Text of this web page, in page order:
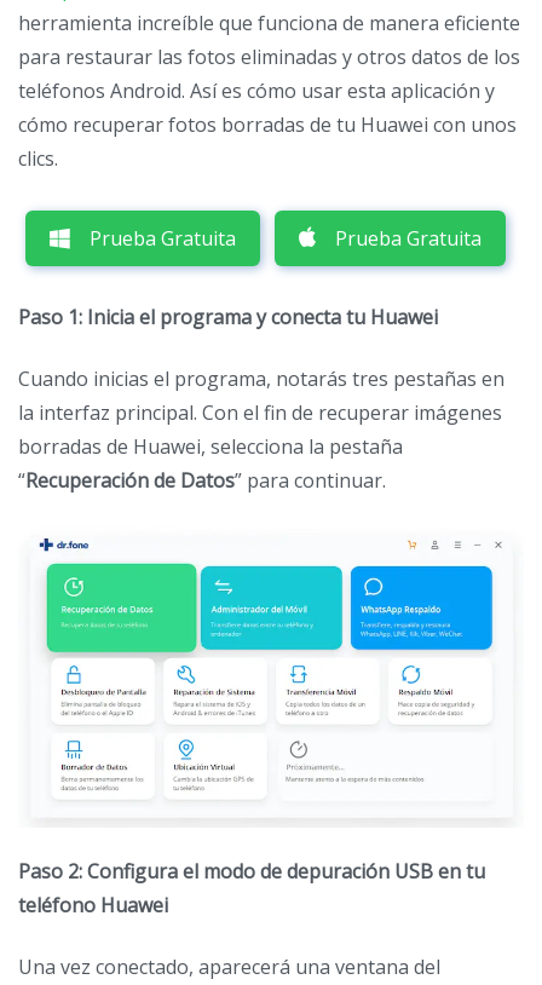
herramienta increíble que funciona de manera eficiente
para restaurar las fotos eliminadas y otros datos de los
teléfonos Android. Así es cómo usar esta aplicación y
cómo recuperar fotos borradas de tu Huawei con unos
clics.
Prueba Gratuita Prueba Gratuita
Paso 1: Inicia el programa y conecta tu Huawei
Cuando inicias el programa, notarás tres pestañas en
la interfaz principal. Con el fin de recuperar imágenes
borradas de Huawei, selecciona la pestaña
“Recuperación de Datos” para continuar.
Paso 2: Configura el modo de depuración USB en tu
teléfono Huawei
Una vez conectado, aparecerá una ventana del